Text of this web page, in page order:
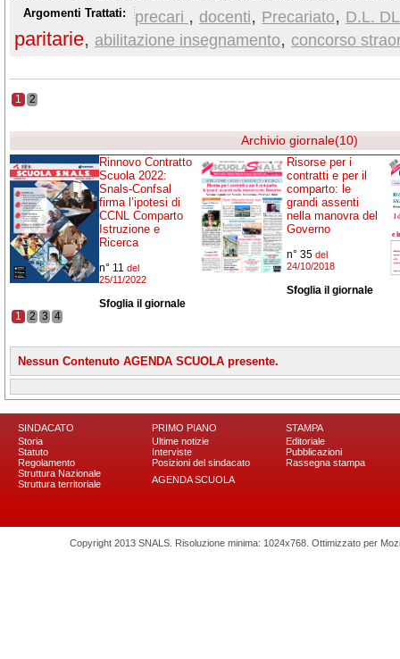
il testo mantenendo fede ai patti sottoscritti.
Argomenti Trattati: precari , docenti, Precariato, D.L.
paritarie, abilitazione insegnamento, concorso
1 2
Archivio giornale(10)
Rinnovo Contratto
Scuola 2022:
Snals-Confsal
firma l’ipotesi di
CCNL Comparto
Istruzione e
Ricerca
n° 11 del
25/11/2022
Sfoglia il giornale
Risorse per i
contratti e per il
comparto: le
grandi assenti
nella manovra del
Governo
n° 35 del
24/10/2018
Sfoglia il giornale
1 2 3 4
Nessun Contenuto AGENDA SCUOLA presente.
SINDACATO
Storia
Statuto
Regolamento
Struttura Nazionale
Struttura territoriale
PRIMO PIANO
Ultime notizie
Interviste
Posizioni del sindacato
AGENDA SCUOLA
STAMPA
Editoriale
Pubblicazioni
Rassegna stampa
Copyright 2013 SNALS. Risoluzione minima: 1024x768. Ottimizzato per